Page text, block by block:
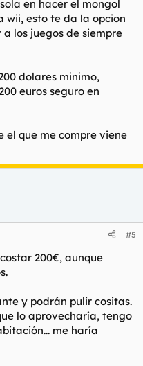
en hacer el mongol
wii, esto te da la opcion
los juegos de siempre
dolares minimo,
euros seguro en
el que me compre viene
#5
200€, aunque
y podrán pulir cositas.
lo aprovecharía, tengo
me haría